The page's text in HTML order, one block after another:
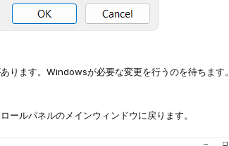
ります。Windowsが必要な変更を行うのを待ちます。
ールパネルのメインウィンドウに戻ります。